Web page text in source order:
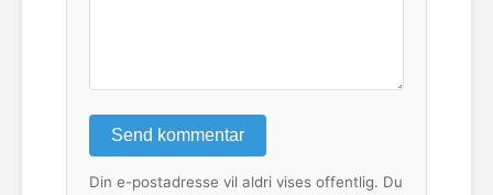
Send kommentar
Din e-postadresse vil aldri vises offentlig. Du